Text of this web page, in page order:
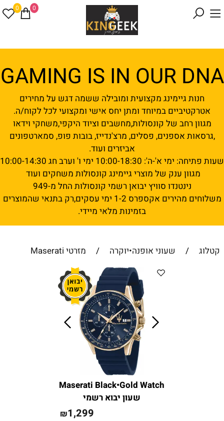
0 0
GAMING IS IN OUR DNA
חנות גיימינג מקצועית ומובילה ששמה דגש על מחירים
אטרקטיביים במיוחד ומתן יחס אישי ומקצועי לכל לקוח/ה.
מגוון רחב של קונסולות,מחשבים וציוד היקפי,משחקי וידאו
,גרסאות אספנים, פסלים, מרצ'נדייז, בובות פופ, סמארטפונים
אביזרים ועוד.
שעות פתיחה: ימי א'-ה': 10:00-18:30 ימי ו' וערב חג 10:00-14:30
מגוון ענק של מוצרי גיימינג קונסולות משחקים ועוד
נינטנדו סוויץ יבואן רשמי קונסולות החל מ-949
משלוחים מהירים אקספרס 1-2 ימי עסקים,רק בתנאי שהמוצרים
בזמינות מלאי מיידי.
קטלוג / שעוני אופנה•יוקרה / מזרטי Maserati
Maserati Black•Gold Watch
שעון יבוא רשמי
₪1,299